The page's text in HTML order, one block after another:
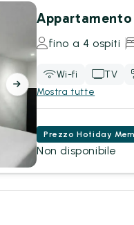
fino a 4 ospiti
Wi-fi TV
Mostra tutte
Prezzo Hotiday
Non disponibile